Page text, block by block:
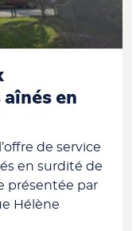
en
de service
en surdité de
présentée par
Hélène